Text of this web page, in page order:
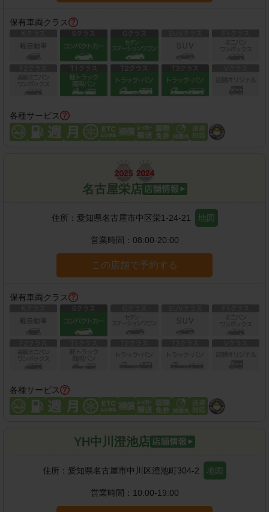
保有車両クラス
各種サービス
名古屋栄店
住所： 愛知県名古屋市中区栄1-24-21 地図
営業時間： 08:00-20:00
この店舗で予約する
保有車両クラス
各種サービス
YH中川澄池店
住所： 愛知県名古屋市中川区澄池町304-2 地図
営業時間： 10:00-19:00